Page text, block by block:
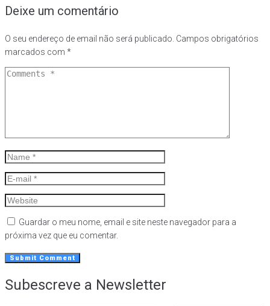
Deixe um comentário
O seu endereço de email não será publicado. Campos obrigatórios
marcados com *
Guardar o meu nome, email e site neste navegador para a
próxima vez que eu comentar.
Subescreve a Newsletter